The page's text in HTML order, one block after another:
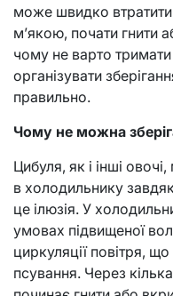
може швидко втратити
м’якою, почати гнити
чому не варто
організувати
правильно.
Чому не можна
Цибуля, як і інші
в холодильнику
це ілюзія. У
умовах підвищеної
циркуляції повітря,
псування. Через